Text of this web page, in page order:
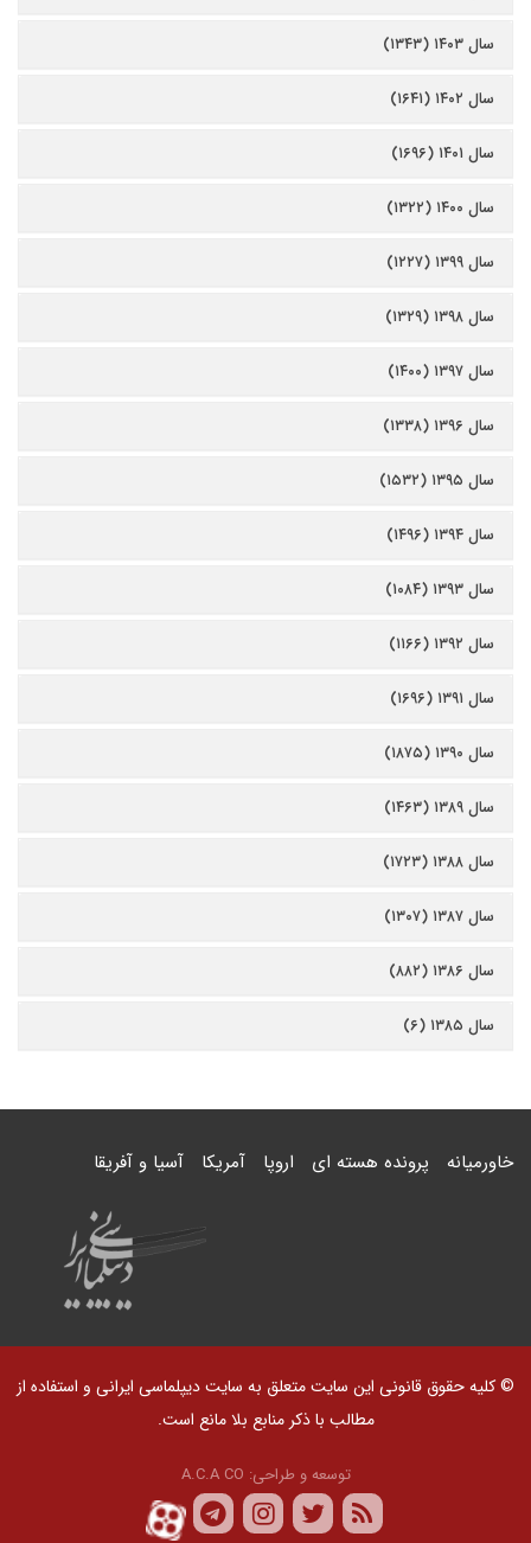
سال ۱۴۰۳ (۱۳۴۳)
سال ۱۴۰۲ (۱۶۴۱)
سال ۱۴۰۱ (۱۶۹۶)
سال ۱۴۰۰ (۱۳۲۲)
سال ۱۳۹۹ (۱۲۲۷)
سال ۱۳۹۸ (۱۳۲۹)
سال ۱۳۹۷ (۱۴۰۰)
سال ۱۳۹۶ (۱۳۳۸)
سال ۱۳۹۵ (۱۵۳۲)
سال ۱۳۹۴ (۱۴۹۶)
سال ۱۳۹۳ (۱۰۸۴)
سال ۱۳۹۲ (۱۱۶۶)
سال ۱۳۹۱ (۱۶۹۶)
سال ۱۳۹۰ (۱۸۷۵)
سال ۱۳۸۹ (۱۴۶۳)
سال ۱۳۸۸ (۱۷۲۳)
سال ۱۳۸۷ (۱۳۰۷)
سال ۱۳۸۶ (۸۸۲)
سال ۱۳۸۵ (۶)
خاورمیانه پرونده هسته ای اروپا آمریکا آسیا و آفریقا
© کلیه حقوق قانونی این سایت متعلق به سایت دیپلماسی ایرانی و استفاده از
مطالب با ذکر منابع بلا مانع است.
توسعه و طراحی: A.C.A CO